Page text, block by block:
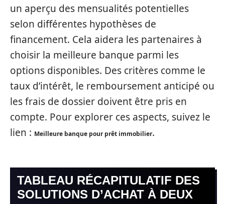
un aperçu des mensualités potentielles
selon différentes hypothèses de
financement. Cela aidera les partenaires à
choisir la meilleure banque parmi les
options disponibles. Des critères comme le
taux d’intérêt, le remboursement anticipé ou
les frais de dossier doivent être pris en
compte. Pour explorer ces aspects, suivez le
lien : Meilleure banque pour prêt immobilier.
TABLEAU RÉCAPITULATIF DES
SOLUTIONS D’ACHAT À DEUX